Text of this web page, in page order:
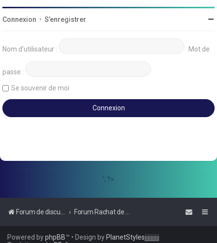
Connexion • S’enregistrer
Nom d’utilisateur : Mot de
passe :
Se souvenir de moi
'; ?>
Forum de discussions sur le Regroupement de Crédits et le Rachat de Crédits
Powered byphpBB™ • Design byPlanetStylesjjjjjjjjjj